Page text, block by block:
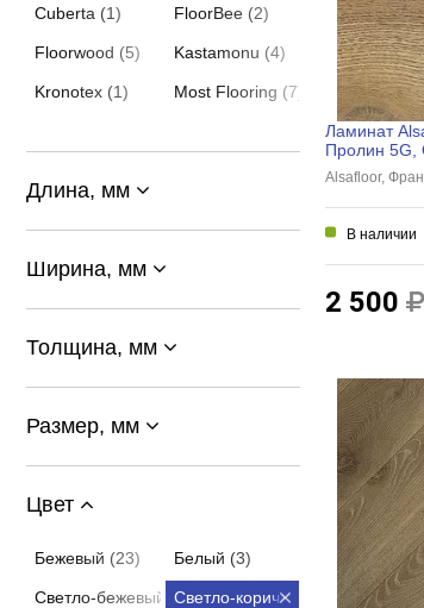
Cuberta (1) FloorBee (2)
Floorwood (5) Kastamonu (4)
Kronotex (1) Most Flooring (7)
Длина, мм
Ширина, мм
Толщина, мм
Размер, мм
Цвет
Бежевый (23) Белый (3)
Светло-бежевый (21)Светло-коричневый (12)
Ламинат
Пролин 5G,
Alsafloor,
В наличии
2 500